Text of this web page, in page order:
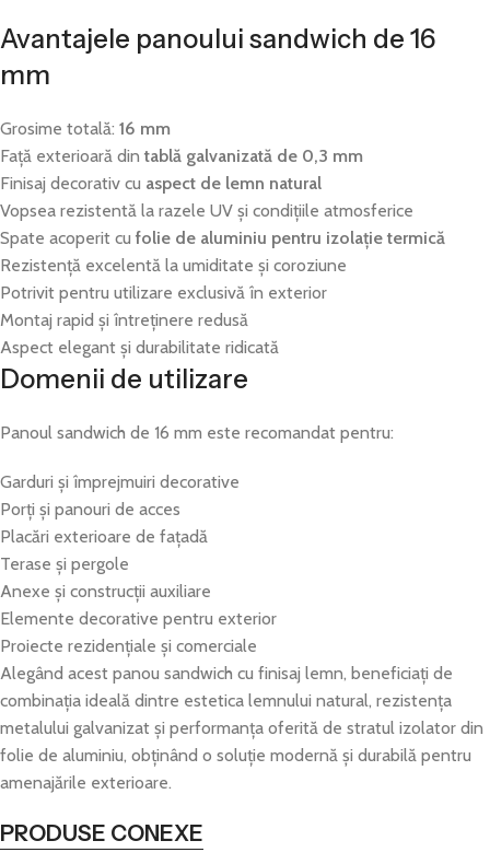
Avantajele panoului sandwich de 16
mm
Grosime totală: 16 mm
Față exterioară din tablă galvanizată de 0,3 mm
Finisaj decorativ cu aspect de lemn natural
Vopsea rezistentă la razele UV și condițiile atmosferice
Spate acoperit cu folie de aluminiu pentru izolație termică
Rezistență excelentă la umiditate și coroziune
Potrivit pentru utilizare exclusivă în exterior
Montaj rapid și întreținere redusă
Aspect elegant și durabilitate ridicată
Domenii de utilizare
Panoul sandwich de 16 mm este recomandat pentru:
Garduri și împrejmuiri decorative
Porți și panouri de acces
Placări exterioare de fațadă
Terase și pergole
Anexe și construcții auxiliare
Elemente decorative pentru exterior
Proiecte rezidențiale și comerciale
Alegând acest panou sandwich cu finisaj lemn, beneficiați de
combinația ideală dintre estetica lemnului natural, rezistența
metalului galvanizat și performanța oferită de stratul izolator din
folie de aluminiu, obținând o soluție modernă și durabilă pentru
amenajările exterioare.
PRODUSE CONEXE